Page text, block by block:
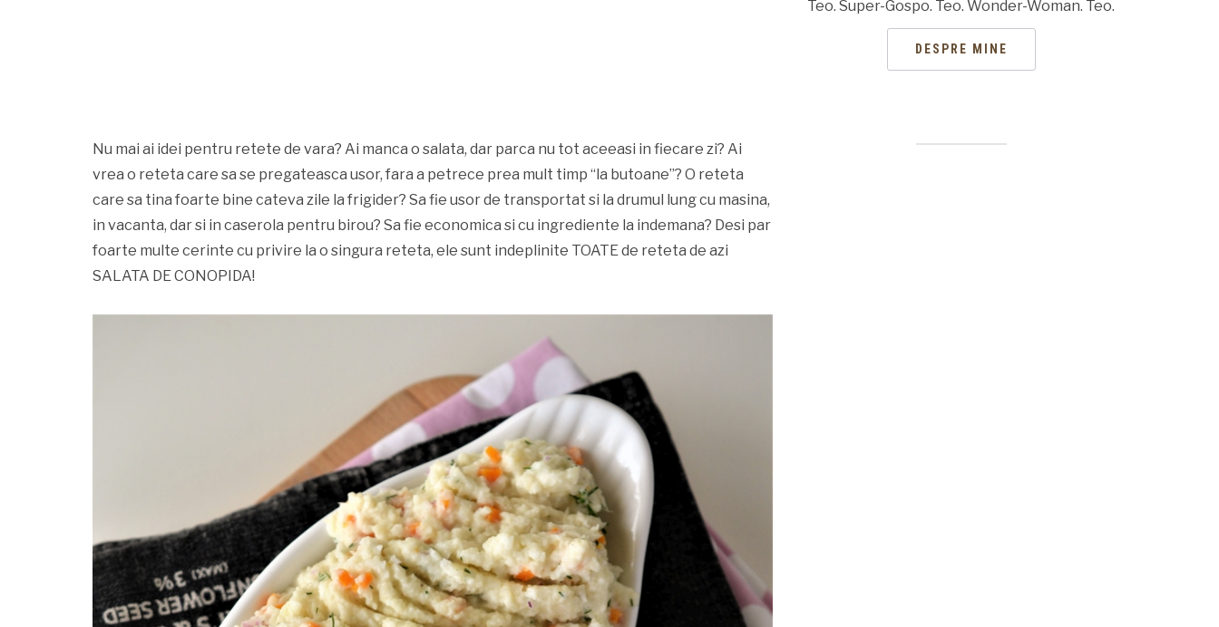
Nu mai ai idei pentru retete de vara? Ai manca o salata, dar parca nu tot aceeasi in fiecare zi? Ai
vrea o reteta care sa se pregateasca usor, fara a petrece prea mult timp “la butoane”? O reteta
care sa tina foarte bine cateva zile la frigider? Sa fie usor de transportat si la drumul lung cu masina,
in vacanta, dar si in caserola pentru birou? Sa fie economica si cu ingrediente la indemana? Desi par
foarte multe cerinte cu privire la o singura reteta, ele sunt indeplinite TOATE de reteta de azi
SALATA DE CONOPIDA!
Teo. Super-Gospo. Teo. Wonder-Woman. Teo.
DESPRE MINE